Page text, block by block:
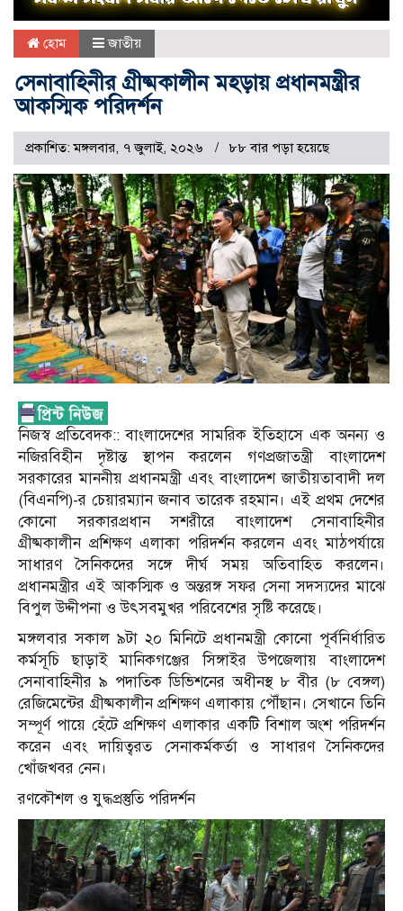
হোম জাতীয়
সেনাবাহিনীর গ্রীষ্মকালীন মহড়ায় প্রধানমন্ত্রীর
আকস্মিক পরিদর্শন
প্রকাশিত: মঙ্গলবার, ৭ জুলাই, ২০২৬ ৮৮ বার পড়া হয়েছে
নিজস্ব প্রতিবেদক:: বাংলাদেশের সামরিক ইতিহাসে এক অনন্য ও
নজিরবিহীন দৃষ্টান্ত স্থাপন করলেন গণপ্রজাতন্ত্রী বাংলাদেশ
সরকারের মাননীয় প্রধানমন্ত্রী এবং বাংলাদেশ জাতীয়তাবাদী দল
(বিএনপি)-র চেয়ারম্যান জনাব তারেক রহমান। এই প্রথম দেশের
কোনো সরকারপ্রধান সশরীরে বাংলাদেশ সেনাবাহিনীর
গ্রীষ্মকালীন প্রশিক্ষণ এলাকা পরিদর্শন করলেন এবং মাঠপর্যায়ে
সাধারণ সৈনিকদের সঙ্গে দীর্ঘ সময় অতিবাহিত করলেন।
প্রধানমন্ত্রীর এই আকস্মিক ও অন্তরঙ্গ সফর সেনা সদস্যদের মাঝে
বিপুল উদ্দীপনা ও উৎসবমুখর পরিবেশের সৃষ্টি করেছে।
মঙ্গলবার সকাল ৯টা ২০ মিনিটে প্রধানমন্ত্রী কোনো পূর্বনির্ধারিত
কর্মসূচি ছাড়াই মানিকগঞ্জের সিঙ্গাইর উপজেলায় বাংলাদেশ
সেনাবাহিনীর ৯ পদাতিক ডিভিশনের অধীনস্থ ৮ বীর (৮ বেঙ্গল)
রেজিমেন্টের গ্রীষ্মকালীন প্রশিক্ষণ এলাকায় পৌঁছান। সেখানে তিনি
সম্পূর্ণ পায়ে হেঁটে প্রশিক্ষণ এলাকার একটি বিশাল অংশ পরিদর্শন
করেন এবং দায়িত্বরত সেনাকর্মকর্তা ও সাধারণ সৈনিকদের
খোঁজখবর নেন।
রণকৌশল ও যুদ্ধপ্রস্তুতি পরিদর্শন